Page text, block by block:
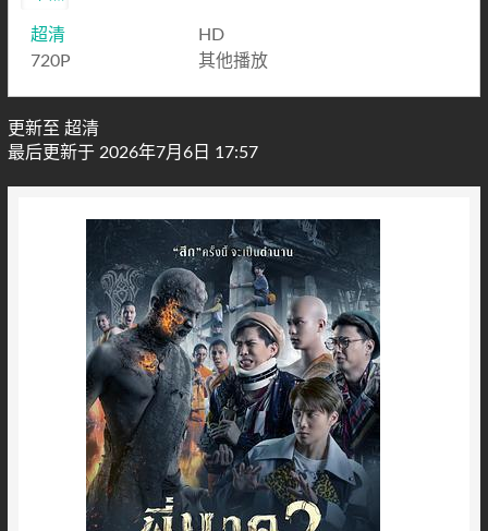
超清
HD
720P
其他播放
更新至 超清
最后更新于 2026年7月6日 17:57